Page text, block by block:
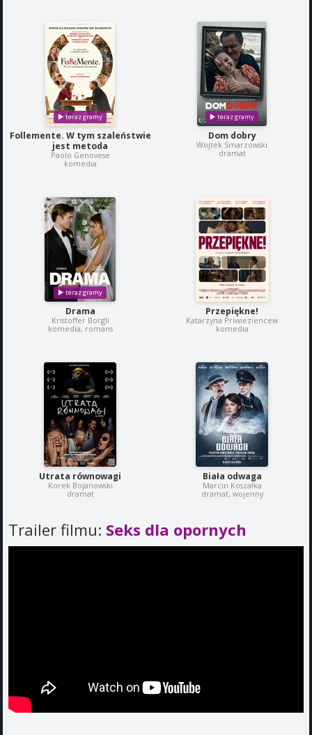
Follemente. W tym szaleństwie
jest metoda
Paolo Genovese
komedia
Dom dobry
Wojtek Smarzowski
dramat
Drama
Kristoffer Borgli
komedia, romans
Przepiękne!
Katarzyna Priwieziencew
komedia
Utrata równowagi
Korek Bojanowski
dramat
Biała odwaga
Marcin Koszałka
dramat, wojenny
Trailer filmu: Seks dla opornych